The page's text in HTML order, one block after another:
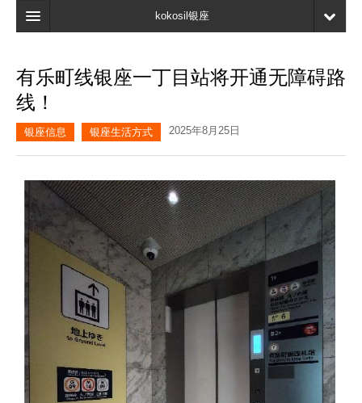
kokosil银座
搜索
我的页面
有乐町线银座一丁目站将开通无障碍路
线！
银座信息 银座生活方式 2025年8月25日